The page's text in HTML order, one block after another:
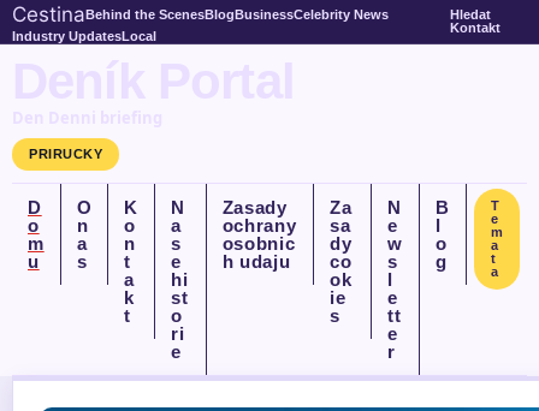
CestinaBehind the ScenesBlogBusinessCelebrity News
Industry UpdatesLocal
Hledat
Kontakt
Deník Portal
Den Denni briefing
PRIRUCKY
D
o
m
u
O
n
a
s
K
o
n
t
a
k
t
N
a
s
e
hi
st
o
ri
e
Zasady
ochrany
osobnic
h udaju
Za
sa
dy
co
ok
ie
s
N
e
w
s
l
e
tt
e
r
B
l
o
g
T
e
m
a
t
a